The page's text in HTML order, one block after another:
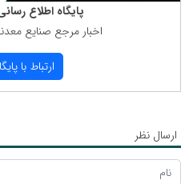
پایگاه اطلاع
اخبار مرجع صنایع
ارتباط با
ارسال نظر